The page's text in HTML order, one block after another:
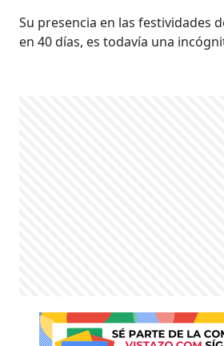
Su presencia en las festividades
en 40 días, es todavía una